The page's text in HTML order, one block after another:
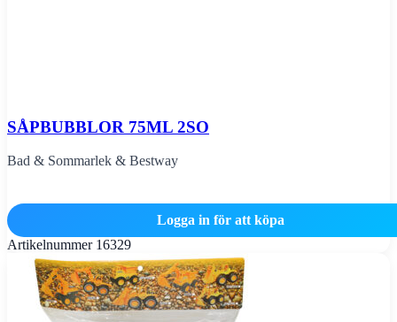
SÅPBUBBLOR 75ML 2SO
Bad & Sommarlek & Bestway
Logga in för att köpa
Artikelnummer 16329